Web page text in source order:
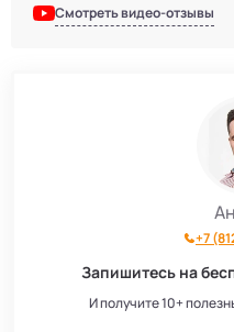
Смотреть видео-отзывы
+7
Запишитесь на
И получите 10+